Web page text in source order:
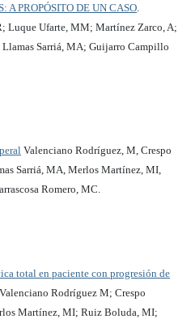
A PROPÓSITO DE UN CASO.
Luque Ufarte, MM; Martínez Zarco, A;
Sarriá, MA; Guijarro Campillo
Valenciano Rodríguez, M, Crespo
Sarriá, MA, Merlos Martínez, MI,
Romero, MC.
total en paciente con progresión de
Rodríguez M; Crespo
Martínez, MI; Ruiz Boluda, MI;